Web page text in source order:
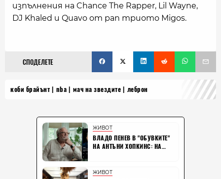
изпълнения на Chance The Rapper, Lil Wayne,
DJ Khaled и Quavo от рап триото Migos.
СПОДЕЛЕТЕ
коби брайънт nba мач на звездите леброн